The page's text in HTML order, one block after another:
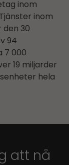
inom
inom
den 30
94
7 000
19 miljarder
hela
att nå